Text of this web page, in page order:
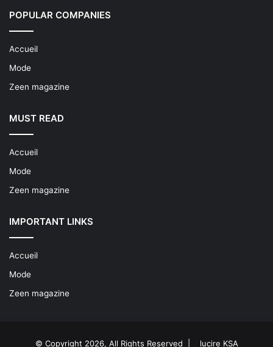
POPULAR COMPANIES
Accueil
Mode
Zeen magazine
MUST READ
Accueil
Mode
Zeen magazine
IMPORTANT LINKS
Accueil
Mode
Zeen magazine
© Copyright 2026, All Rights Reserved | lucire KSA